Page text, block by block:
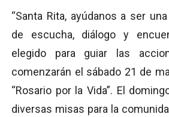
“Santa Rita, ayúdanos a ser
de escucha, diálogo y
elegido para guiar las
comenzarán el sábado 21 de
“Rosario por la Vida”. El
diversas misas para la